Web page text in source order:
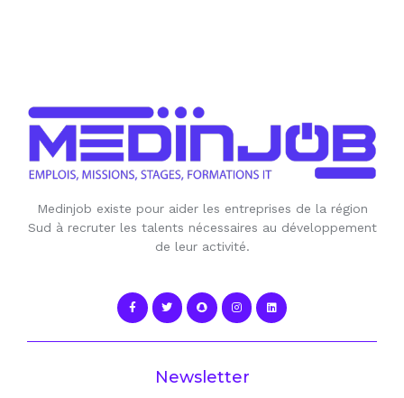
Medinjob existe pour aider les entreprises de la région
Sud à recruter les talents nécessaires au développement
de leur activité.
Newsletter